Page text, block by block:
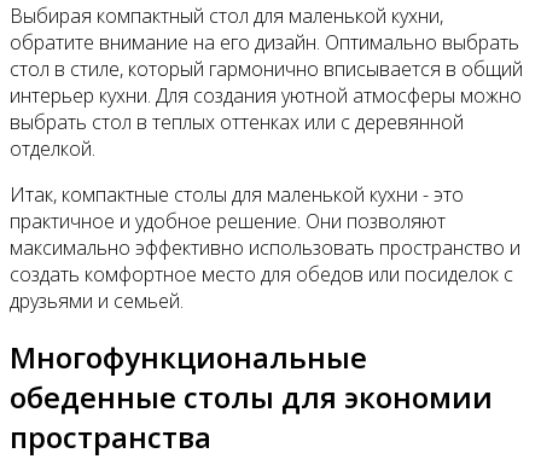
Выбирая компактный стол для маленькой кухни,
обратите внимание на его дизайн. Оптимально выбрать
стол в стиле, который гармонично вписывается в общий
интерьер кухни. Для создания уютной атмосферы можно
выбрать стол в теплых оттенках или с деревянной
отделкой.
Итак, компактные столы для маленькой кухни - это
практичное и удобное решение. Они позволяют
максимально эффективно использовать пространство и
создать комфортное место для обедов или посиделок с
друзьями и семьей.
Многофункциональные
обеденные столы для экономии
пространства